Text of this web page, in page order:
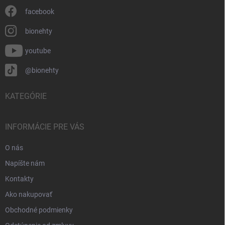
facebook
bionehty
youtube
@bionehty
KATEGÓRIE
INFORMÁCIE PRE VÁS
O nás
Napíšte nám
Kontakty
Ako nakupovať
Obchodné podmienky